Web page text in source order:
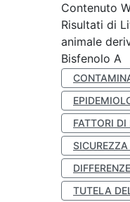
Contenuto
Risultati di
animale
Bisfenolo A
FATTORI DI
TUTELA